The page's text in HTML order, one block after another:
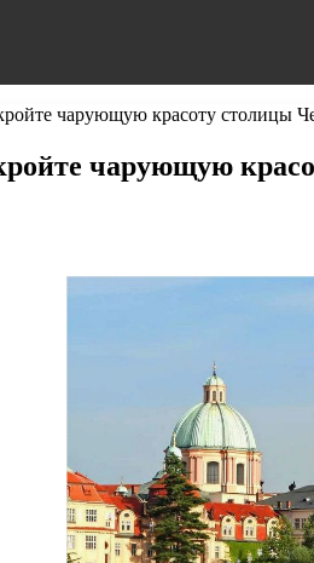
чарующую красоту столицы
чарующую